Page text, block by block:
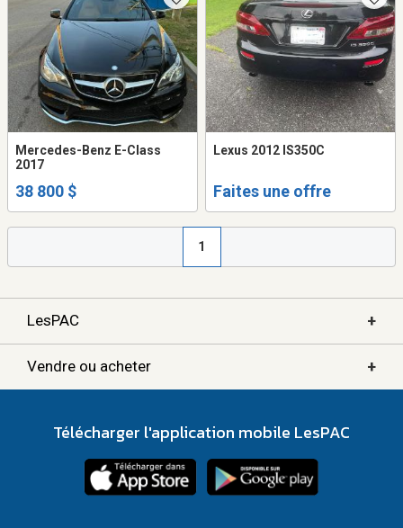
Mercedes-Benz E-Class
2017
38 800 $
Lexus 2012 IS350C
Faites une offre
1
LesPAC +
Vendre ou acheter +
Télécharger l'application mobile LesPAC